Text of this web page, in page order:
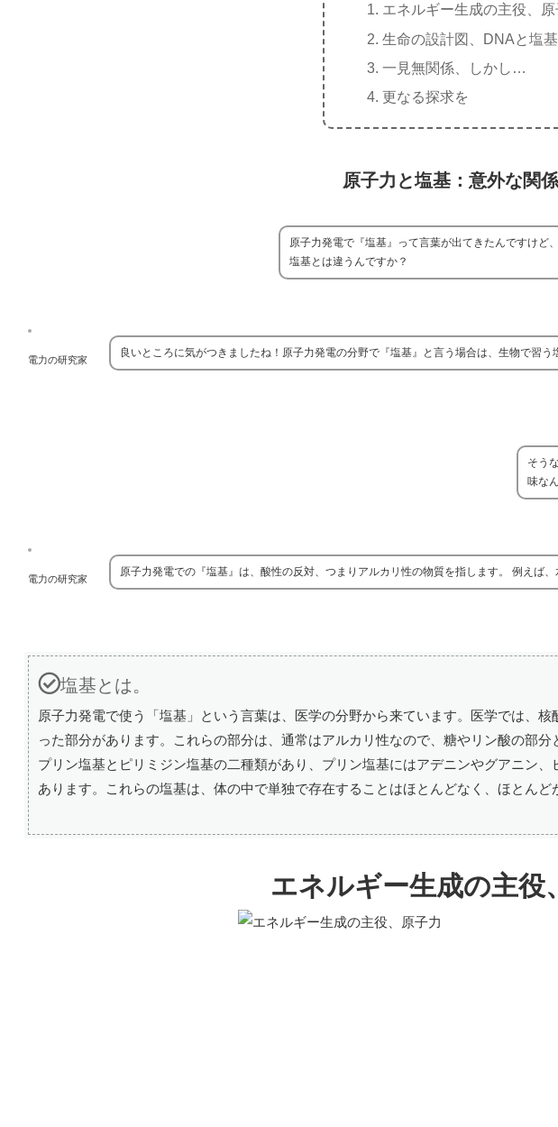
エネルギー生成の主役、原
生命の設計図、DNAと塩基
一見無関係、しかし…
更なる探求を
原子力と塩基：意外な関
原子力発電で『塩基』って言葉が出てきたんですけど
塩基とは違うんですか？
電力の研究家
良いところに気がつきましたね！原子力発電の分野で『塩基』と言う場合は、生物で習う
そう
味な
電力の研究家
原子力発電での『塩基』は、酸性の反対、つまりアルカリ性の物質を指します。 例えば
塩基とは。
原子力発電で使う「塩基」という言葉は、医学の分野から来ています。医学では、
った部分があります。これらの部分は、通常はアルカリ性なので、糖やリン酸の部
プリン塩基とピリミジン塩基の二種類があり、プリン塩基にはアデニンやグアニン
あります。これらの塩基は、体の中で単独で存在することはほとんどなく、ほとんど
エネルギー生成の主役